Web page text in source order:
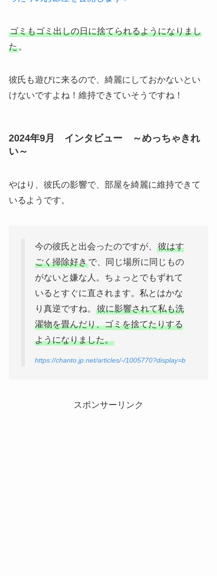
ゴミもゴミ出しの日に捨てられるようになりまし
た。
彼氏も遊びに来るので、綺麗にしておかないとい
けないですよね！維持できていそうですね！
2024年9月 インタビュー ～めっちゃきれ
い～
やはり、彼氏の影響で、部屋を綺麗に維持できて
いるようです。
今の彼氏と出会ったのですが、 彼はす
ごく掃除好きで、同じ場所に同じもの
がないと嫌な人。ちょっとでもずれて
いるとすぐに直されます。私とはかな
り真逆ですね。 彼に影響されて私も洗
濯物を畳んだり、ゴミを捨てたりする
ようになりました。
https://chanto.jp.net/articles/-/1005770?display=b
スポンサーリンク